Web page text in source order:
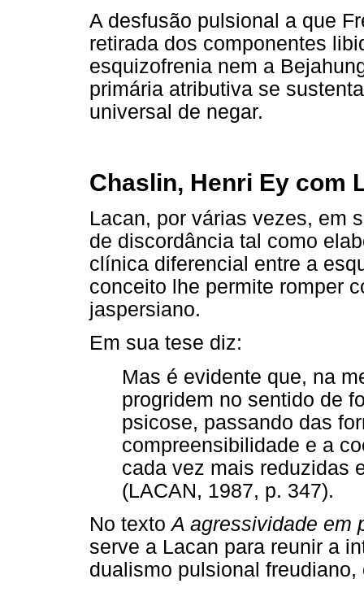
A desfusão pulsional a que
retirada dos componentes
esquizofrenia nem a
primária atributiva se
universal de negar.
Chaslin, Henri Ey com
Lacan, por várias vezes, em
de discordância tal como
clínica diferencial entre a
conceito lhe permite romper
jaspersiano.
Em sua tese diz:
Mas é evidente que, na
progridem no sentido de
psicose, passando das
compreensibilidade e a
cada vez mais reduzidas
(LACAN, 1987, p. 347).
No textoA agressividade em
serve a Lacan para reunir a
dualismo pulsional